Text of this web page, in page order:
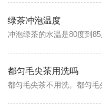
绿茶冲泡温度
都匀毛尖茶用洗吗